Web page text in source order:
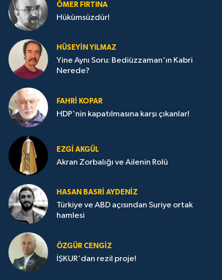
ÖMER FIRTINA
Hükümsüzdür!
HÜSEYIN YILMAZ
Yine Aynı Soru: Bediüzzaman'ın Kabri
Nerede?
FAHRI KOPAR
HDP'nin kapatılmasına karşı çıkanlar!
EZGI AKGÜL
Akran Zorbalığı ve Ailenin Rolü
HASAN BASRI AYDENIZ
Türkiye ve ABD açısından Suriye ortak
hamlesi
ÖZGÜR CENGIZ
İŞKUR'dan rezil proje!